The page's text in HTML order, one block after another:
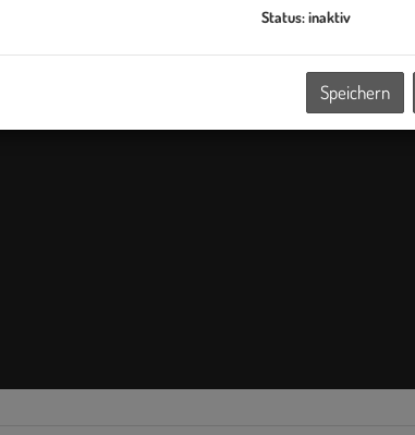
Status: inaktiv
Speichern